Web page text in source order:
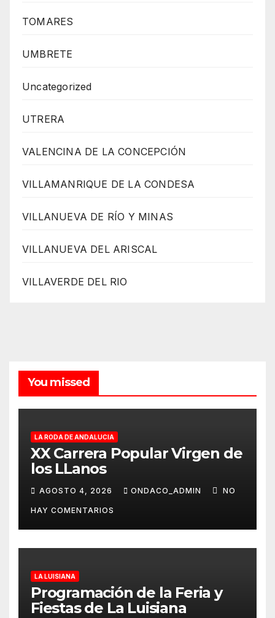
TOMARES
UMBRETE
Uncategorized
UTRERA
VALENCINA DE LA CONCEPCIÓN
VILLAMANRIQUE DE LA CONDESA
VILLANUEVA DE RÍO Y MINAS
VILLANUEVA DEL ARISCAL
VILLAVERDE DEL RIO
You missed
LA RODA DE ANDALUCIA
XX Carrera Popular Virgen de
los LLanos
AGOSTO 4, 2026 ONDACO_ADMIN NO
HAY COMENTARIOS
LA LUISIANA
Programación de la Feria y
Fiestas de La Luisiana